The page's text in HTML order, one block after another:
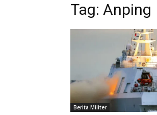
Tag: Anping
Berita Militer